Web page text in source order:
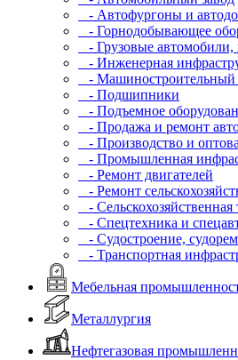
- Автофургоны и
- Горнодобывающее
- Грузовые автомобили,
- Инженерная
- Машиностроительный
- Подшипники
- Подъемное
- Продажа и ремонт
- Производство и
- Промышленная
- Ремонт двигателей
- Ремонт
- Сельскохозяйственная
- Спецтехника и
- Судостроение,
- Транспортная
Мебельная
Металлургия
Нефтегазовая